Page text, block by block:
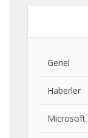
Genel
Haberler
Microsoft